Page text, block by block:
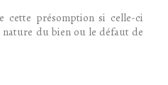
cette présomption si celle-ci
nature du bien ou le défaut de